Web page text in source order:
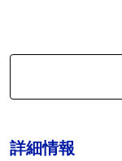
詳細情報